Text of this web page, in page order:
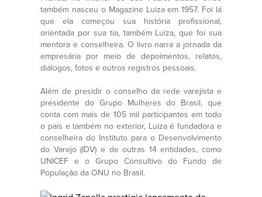
também nasceu o Magazine Luiza em 1957. Foi lá
que ela começou sua história profissional,
orientada por sua tia, também Luiza, que foi sua
mentora e conselheira. O livro narra a jornada da
empresária por meio de depoimentos, relatos,
diálogos, fotos e outros registros pessoais.
Além de presidir o conselho da rede varejista e
presidente do Grupo Mulheres do Brasil, que
conta com mais de 105 mil participantes em todo
o país e também no exterior, Luiza é fundadora e
conselheira do Instituto para o Desenvolvimento
do Varejo (IDV) e de outras 14 entidades, como
UNICEF e o Grupo Consultivo do Fundo de
População da ONU no Brasil.